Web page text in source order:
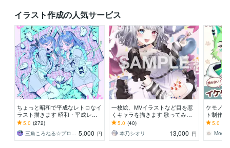
イラスト作成の人気サービス
ちょっと昭和で平成なレトロなイ
ラスト描きます 昭和・平成レト
ロ☆ネオン☆パステル
5.0 (272)
三角ころねる☆プロフ必読願います 5,000 円
一枚絵、MVイラストなど目を惹
くキャラを描きます 歌ってみ
た、パネル開け、記念、サムネ、
特典など対応中です！！
5.0 (40)
本乃シオリ
13,000 円
ケモノ
ト制作
tuberに
5.0